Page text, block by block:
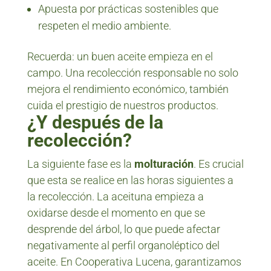
Apuesta por prácticas sostenibles que
respeten el medio ambiente.
Recuerda: un buen aceite empieza en el
campo. Una recolección responsable no solo
mejora el rendimiento económico, también
cuida el prestigio de nuestros productos.
¿Y después de la
recolección?
La siguiente fase es la molturación. Es crucial
que esta se realice en las horas siguientes a
la recolección. La aceituna empieza a
oxidarse desde el momento en que se
desprende del árbol, lo que puede afectar
negativamente al perfil organoléptico del
aceite. En Cooperativa Lucena, garantizamos